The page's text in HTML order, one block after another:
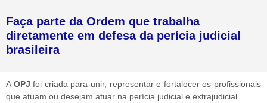
Faça parte da Ordem que trabalha
diretamente em defesa da perícia judicial
brasileira
A OPJ foi criada para unir, representar e fortalecer os profissionais
que atuam ou desejam atuar na perícia judicial e extrajudicial.